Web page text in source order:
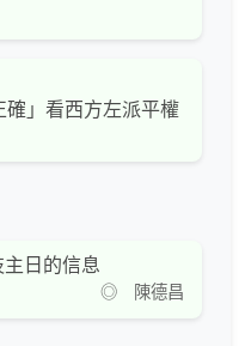
」看西方左派平權
日的信息
◎ 陳德昌